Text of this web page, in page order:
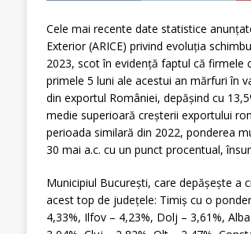
Cele mai recente date statistice
Exterior (ARICE) privind evoluția
2023, scot în evidență faptul că firmele
primele 5 luni ale acestui an mărfuri în
din exportul României, depășind cu
medie superioară creșterii exportului
perioada similară din 2022, ponderea
30 mai a.c. cu un punct procentual,
Municipiul București, care depășește a
acest top de județele: Timiș cu o
4,33%, Ilfov – 4,23%, Dolj – 3,61%,